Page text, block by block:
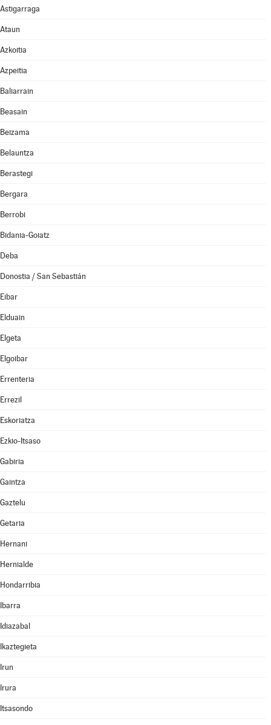
Astigarraga
Ataun
Azkoitia
Azpeitia
Baliarrain
Beasain
Beizama
Belauntza
Berastegi
Bergara
Berrobi
Bidania-Goiatz
Deba
Donostia / San Sebastián
Eibar
Elduain
Elgeta
Elgoibar
Errenteria
Errezil
Eskoriatza
Ezkio-Itsaso
Gabiria
Gaintza
Gaztelu
Getaria
Hernani
Hernialde
Hondarribia
Ibarra
Idiazabal
Ikaztegieta
Irun
Irura
Itsasondo